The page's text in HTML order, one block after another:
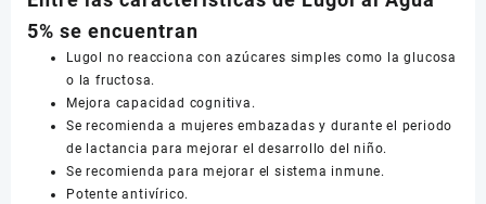
5% se encuentran
Lugol no reacciona con azúcares simples como la glucosa
o la fructosa.
Mejora capacidad cognitiva.
Se recomienda a mujeres embazadas y durante el periodo
de lactancia para mejorar el desarrollo del niño.
Se recomienda para mejorar el sistema inmune.
Potente antivírico.